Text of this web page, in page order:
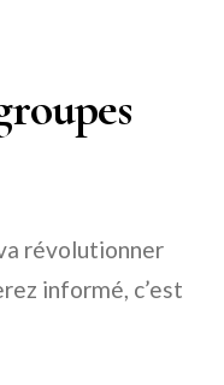
révolutionner
informé, c’est